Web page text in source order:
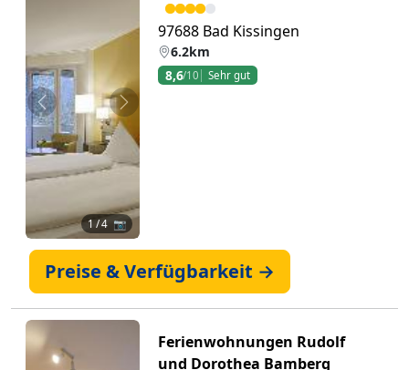
Zurück Weiter
1 / 4 📷
97688 Bad Kissingen
6.2km
8,6/10 Sehr gut
Preise & Verfügbarkeit →
Ferienwohnungen Rudolf
und Dorothea Bamberg